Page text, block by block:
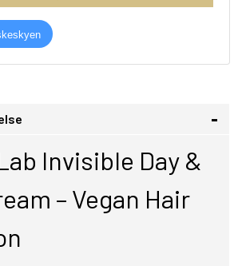
Invisible Day &
– Vegan Hair